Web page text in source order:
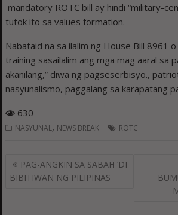
mandatory ROTC bill ay hindi “military-
tutok ito sa values formation.
Nabataid na sa ilalim ng House Bill 8961
training sasailalim ang mga mag aaral sa
akanilang,” diwa ng pagseserbisyo.,
nasyunalismo, paggalang sa karapatang
630
NASYUNAL, NEWS BREAK ROTC
Post
navigation
PAG-ANGKIN SA SABAH ‘DI
BIBITIWAN NG PILIPINAS